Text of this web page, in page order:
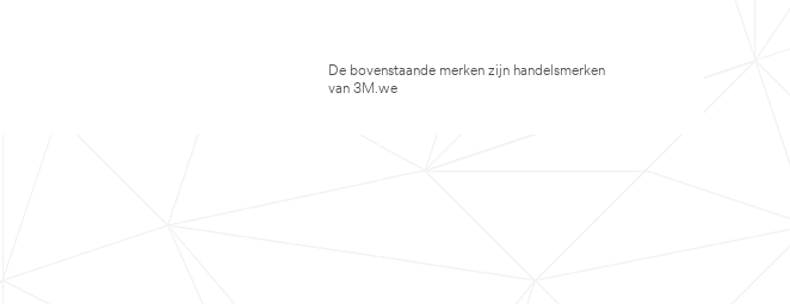
De bovenstaande merken zijn handelsmerken
van 3M.we